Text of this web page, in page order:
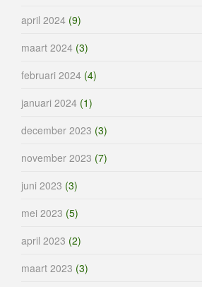
april 2024 (9)
maart 2024 (3)
februari 2024 (4)
januari 2024 (1)
december 2023 (3)
november 2023 (7)
juni 2023 (3)
mei 2023 (5)
april 2023 (2)
maart 2023 (3)